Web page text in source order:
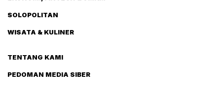
SOLOPOLITAN
WISATA & KULINER
TENTANG KAMI
PEDOMAN MEDIA SIBER